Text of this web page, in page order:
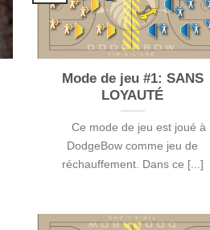
Mode de jeu #1: SANS
LOYAUTÉ
Ce mode de jeu est joué à
DodgeBow comme jeu de
réchauffement. Dans ce [...]